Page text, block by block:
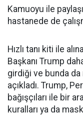
Kamuoyu ile
hastanede de
Hızlı tanı kiti ile
Başkanı Trump
girdiği ve bunda
açıkladı. Trump,
bağışçıları ile bir
kuralları ya da